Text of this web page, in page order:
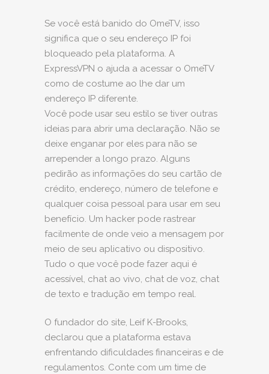
Se você está banido do OmeTV, isso
significa que o seu endereço IP foi
bloqueado pela plataforma. A
ExpressVPN o ajuda a acessar o OmeTV
como de costume ao lhe dar um
endereço IP diferente.
Você pode usar seu estilo se tiver outras
ideias para abrir uma declaração. Não se
deixe enganar por eles para não se
arrepender a longo prazo. Alguns
pedirão as informações do seu cartão de
crédito, endereço, número de telefone e
qualquer coisa pessoal para usar em seu
benefício. Um hacker pode rastrear
facilmente de onde veio a mensagem por
meio de seu aplicativo ou dispositivo.
Tudo o que você pode fazer aqui é
acessível, chat ao vivo, chat de voz, chat
de texto e tradução em tempo real.
O fundador do site, Leif K-Brooks,
declarou que a plataforma estava
enfrentando dificuldades financeiras e de
regulamentos. Conte com um time de